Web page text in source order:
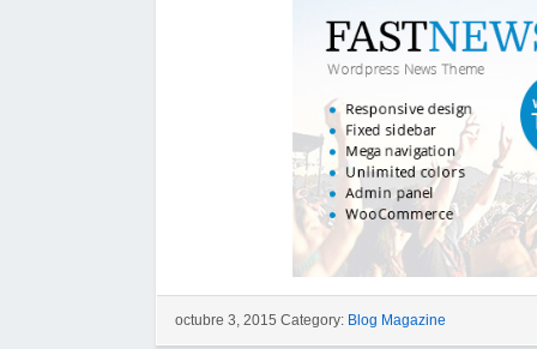
octubre 3, 2015 Category: Blog Magazine